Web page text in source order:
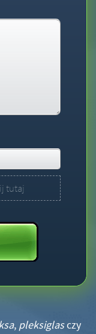
tutaj
, pleksiglasczy